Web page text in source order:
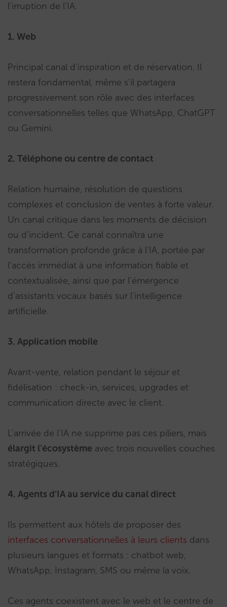
l’irruption de l’IA.
1. Web
Principal canal d’inspiration et de réservation. Il
restera fondamental, même s’il partagera
progressivement son rôle avec des interfaces
conversationnelles telles que WhatsApp, ChatGPT
ou Gemini.
2. Téléphone ou centre de contact
Relation humaine, résolution de questions
complexes et conclusion de ventes à forte valeur.
Un canal critique dans les moments de décision
ou d’incident. Ce canal connaîtra une
transformation profonde grâce à l’IA, portée par
l’accès immédiat à une information fiable et
contextualisée, ainsi que par l’émergence
d’assistants vocaux basés sur l’intelligence
artificielle.
3. Application mobile
Avant-vente, relation pendant le séjour et
fidélisation : check-in, services, upgrades et
communication directe avec le client.
L’arrivée de l’IA ne supprime pas ces piliers, mais
élargit l’écosystème avec trois nouvelles couches
stratégiques.
4. Agents d’IA au service du canal direct
Ils permettent aux hôtels de proposer des
interfaces conversationnelles à leurs clients dans
plusieurs langues et formats : chatbot web,
WhatsApp, Instagram, SMS ou même la voix.
Ces agents coexistent avec le web et le centre de